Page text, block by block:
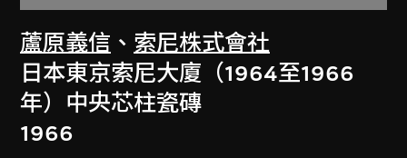
蘆原義信 、 索尼株式會社
日本東京索尼大廈（1964至1966
年）中央芯柱瓷磚
1966